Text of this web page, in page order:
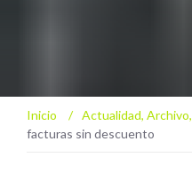
Inicio / Actualidad, Archivo,
facturas sin descuento